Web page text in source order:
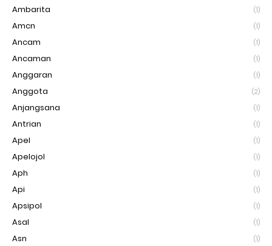
Ambarita (1)
Amcn (1)
Ancam (1)
Ancaman (1)
Anggaran (1)
Anggota (2)
Anjangsana (1)
Antrian (1)
Apel (1)
Apelojol (1)
Aph (1)
Api (1)
Apsipol (1)
Asal (1)
Asn (1)